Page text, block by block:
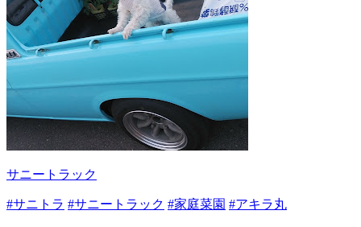
サニートラック
#サニトラ #サニートラック #家庭菜園 #アキラ丸